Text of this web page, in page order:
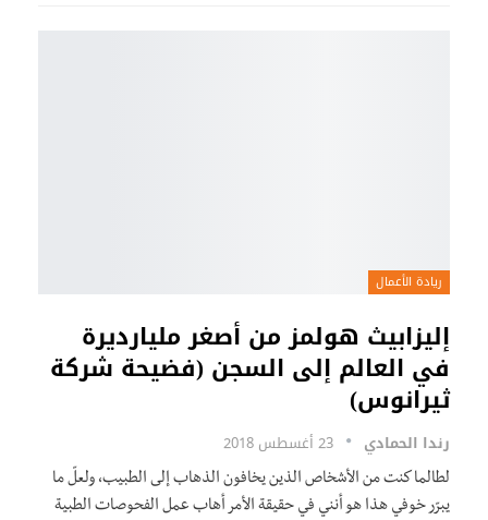
ريادة الأعمال
إليزابيث هولمز من أصغر مليارديرة
في العالم إلى السجن (فضيحة شركة
ثيرانوس)
رندا الحمادي 23 أغسطس 2018
لطالما كنت من الأشخاص الذين يخافون الذهاب إلى الطبيب، ولعلّ ما
يبرّر خوفي هذا هو أنني في حقيقة الأمر أهاب عمل الفحوصات الطبية